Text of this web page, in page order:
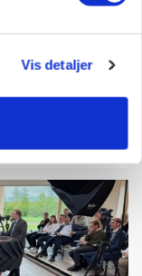
Vis detaljer
Polsk kylling